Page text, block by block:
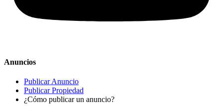
Anuncios
Publicar Anuncio
Publicar Propiedad
¿Cómo publicar un anuncio?